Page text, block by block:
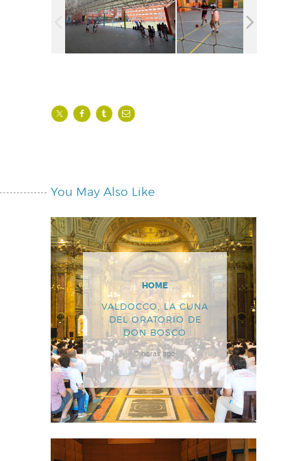
You May Also Like
HOME
VALDOCCO, LA CUNA
DEL ORATORIO DE
DON BOSCO
7 horas ago